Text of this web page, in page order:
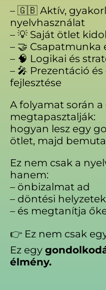
– 🇬🇧 Aktív,
nyelvhasználat
– 💡 Saját ötlet
– 🤝
– 🧠 Logikai és
– 🎤 Prezentáció
fejlesztése
A folyamat során
megtapasztalják:
hogyan lesz egy
ötlet, majd
Ez nem csak a
hanem:
– önbizalmat ad
– döntési
– és megtanítja
👉 Ez nem csak
Ez egy
élmény.